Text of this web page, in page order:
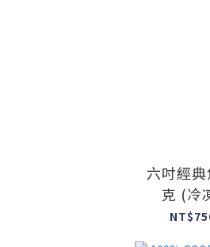
六吋經
克 (冷